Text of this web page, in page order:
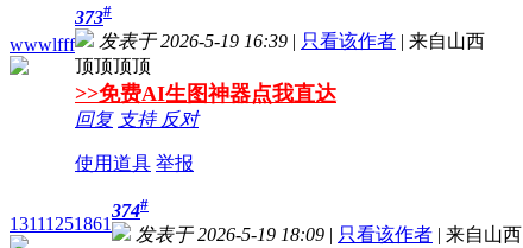
wwwlfff
373#
发表于 2026-5-19 16:39 | 只看该作者 | 来自山西
顶顶顶顶
>>免费AI生图神器点我直达
回复 支持 反对
使用道具 举报
13111251861
374#
发表于 2026-5-19 18:09 | 只看该作者 | 来自山西